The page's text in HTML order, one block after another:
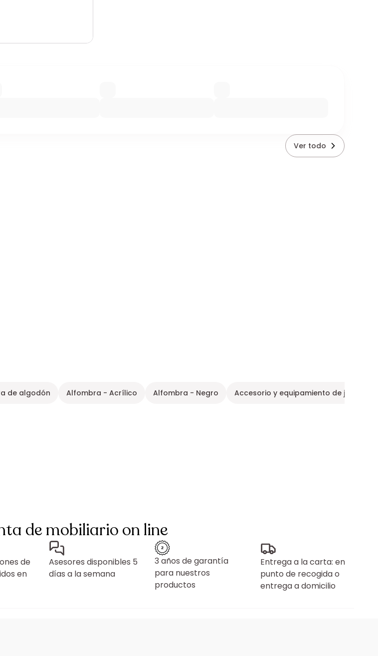
Ver todo
de algodón Alfombra - Acrílico Alfombra - Negro Accesorio y equipamiento de jardín
de mobiliario on line
de
en
Asesores disponibles 5
días a la semana
3 años de garantía
para nuestros
productos
Entrega a la carta: en
punto de recogida o
entrega a domicilio